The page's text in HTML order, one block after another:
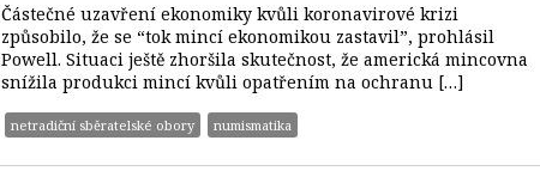
Částečné uzavření ekonomiky kvůli koronavirové krizi
způsobilo, že se “tok mincí ekonomikou zastavil”, prohlásil
Powell. Situaci ještě zhoršila skutečnost, že americká mincovna
snížila produkci mincí kvůli opatřením na ochranu […]
netradiční sběratelské obory numismatika